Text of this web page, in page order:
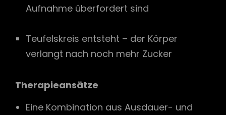
Aufnahme überfordert sind
Teufelskreis entsteht – der Körper
verlangt nach noch mehr Zucker
Therapieansätze
Eine Kombination aus Ausdauer- und